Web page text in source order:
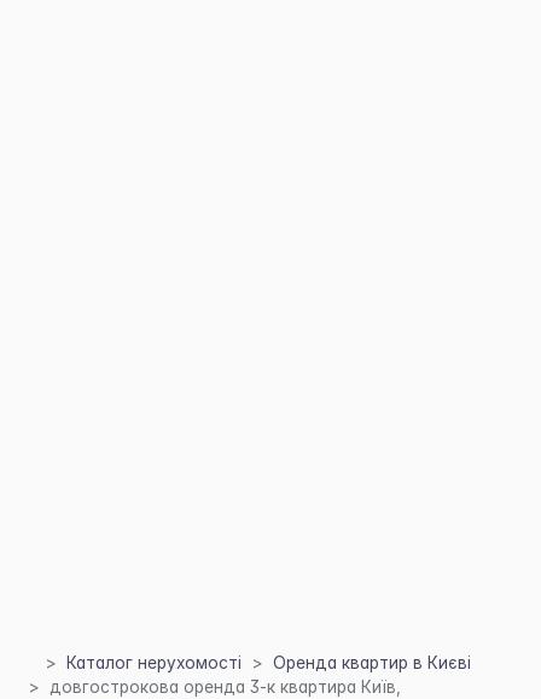
Каталог нерухомості
Оренда квартир в Києві
довгострокова оренда 3-к квартира Київ,